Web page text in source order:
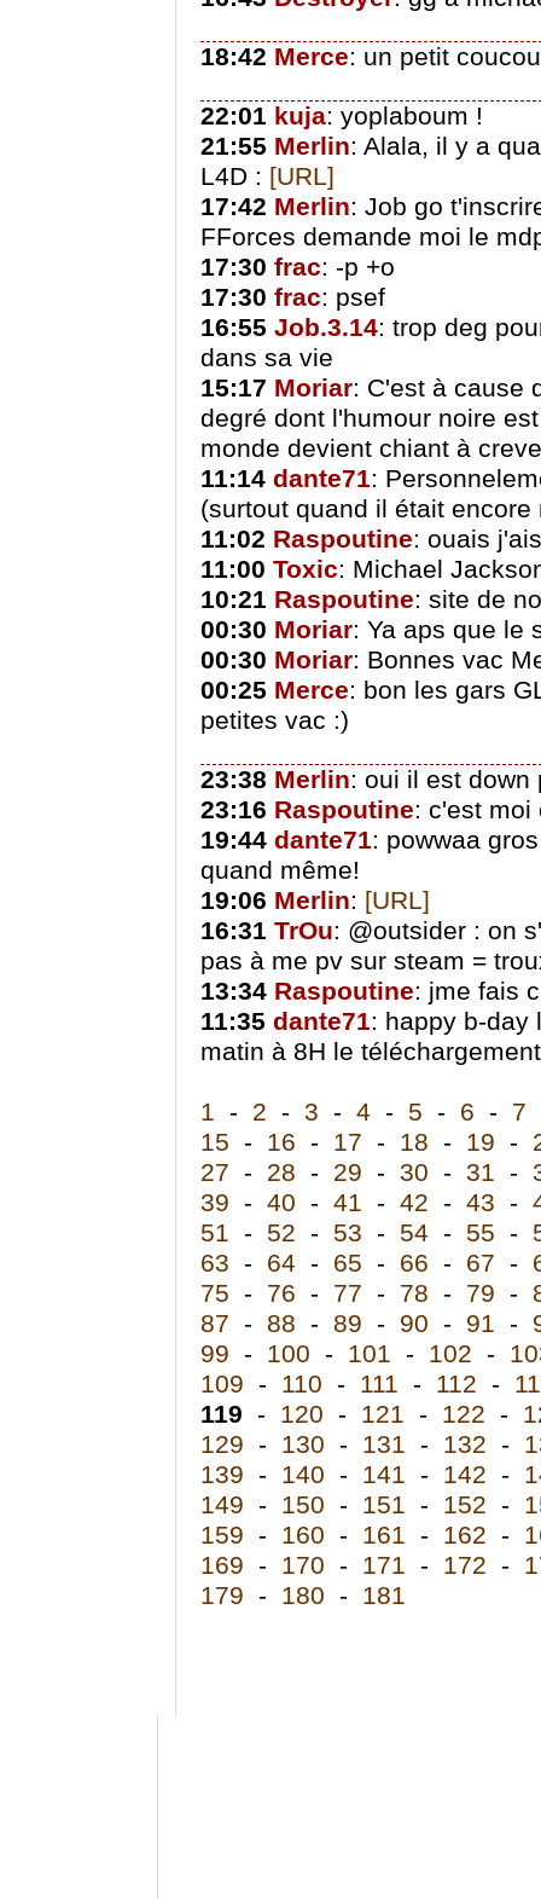
18:42 Merce: un petit
22:01 kuja: yoplaboum !
21:55 Merlin: Alala, il y a
L4D : [URL]
17:42 Merlin: Job go
FForces demande moi le
17:30 frac: -p +o
17:30 frac: psef
16:55 Job.3.14: trop deg
dans sa vie
15:17 Moriar: C'est à cause
degré dont l'humour noire
monde devient chiant à
11:14 dante71:
(surtout quand il était encore
11:02 Raspoutine: ouais
11:00 Toxic: Michael
10:21 Raspoutine: site de
00:30 Moriar: Ya aps que le
00:30 Moriar: Bonnes vac
00:25 Merce: bon les gars
petites vac :)
23:38 Merlin: oui il est down
23:16 Raspoutine: c'est moi
19:44 dante71: powwaa
quand même!
19:06 Merlin: [URL]
16:31 TrOu: @outsider : on
pas à me pv sur steam =
13:34 Raspoutine: jme fais
11:35 dante71: happy b-day
matin à 8H le
1 - 2 - 3 - 4 - 5 - 6 - 7
15 - 16 - 17 - 18 - 19 -
27 - 28 - 29 - 30 - 31 -
39 - 40 - 41 - 42 - 43 -
51 - 52 - 53 - 54 - 55 -
63 - 64 - 65 - 66 - 67 -
75 - 76 - 77 - 78 - 79 -
87 - 88 - 89 - 90 - 91 -
99 - 100 - 101 - 102 -
109 - 110 - 111 - 112 -
119 - 120 - 121 - 122 -
129 - 130 - 131 - 132 -
139 - 140 - 141 - 142 -
149 - 150 - 151 - 152 -
159 - 160 - 161 - 162 -
169 - 170 - 171 - 172 -
179 - 180 - 181